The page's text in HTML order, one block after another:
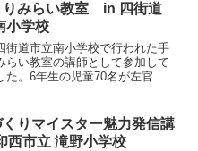
りみらい教室 in 四街道
小学校
街道市立南小学校で行われた手
らい教室の講師として参加して
た。6年生の児童70名が左官
まんじゅうと練り切り）、洋裁
ース）、板金（銅板レ...
くりマイスター魅力発信講
西市立 滝野小学校